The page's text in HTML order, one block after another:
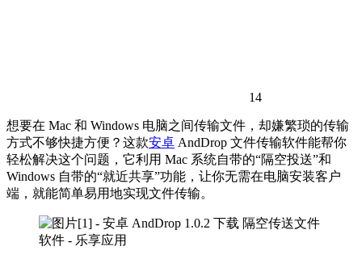
14
想要在 Mac 和 Windows 电脑之间传输文件，却嫌繁琐的传输
方式不够快捷方便？这款安卓 AndDrop 文件传输软件能帮你
轻松解决这个问题，它利用 Mac 系统自带的“隔空投送”和
Windows 自带的“就近共享”功能，让你无需在电脑安装客户
端，就能简单易用地实现文件传输。